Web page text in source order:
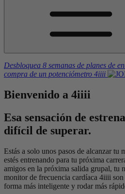
Desbloquea 8 semanas de planes de
compra de un potenciómetro 4iiii
Bienvenido a 4iiii
Esa sensación de
difícil de superar.
Estás a solo unos pasos de alcanzar tu
estés entrenando para tu próxima
amigos en la próxima salida grupal, tu
monitor de frecuencia cardíaca 4iiii
forma más inteligente y rodar más